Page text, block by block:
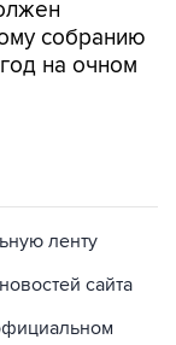
на очном
сайта